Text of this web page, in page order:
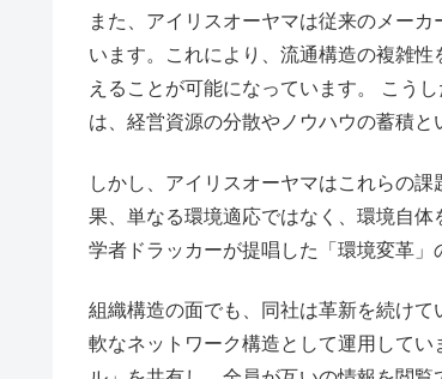
また、アイリスオーヤマは従来のメー
います。これにより、流通構造の複雑
えることが可能になっています。 こう
は、経営資源の分散やノウハウの蓄積と
しかし、アイリスオーヤマはこれらの
果、単なる環境適応ではなく、環境自
学者ドラッカーが提唱した「環境変革」
組織構造の面でも、同社は革新を続け
軟なネットワーク構造として運用して